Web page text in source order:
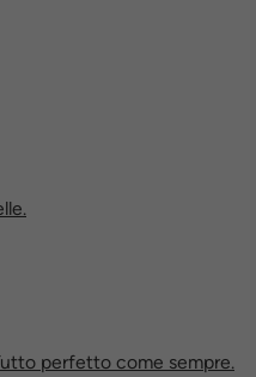
perfetto come sempre.